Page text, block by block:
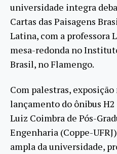
universidade integra
Cartas das Paisagens
Latina, com a professora
mesa-redonda no
Brasil, no Flamengo.
Com palestras,
lançamento do ônibus
Luiz Coimbra de Pós-
Engenharia (Coppe-
ampla da universidade,